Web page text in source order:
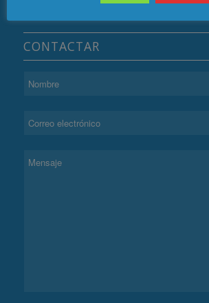
CONTACTAR